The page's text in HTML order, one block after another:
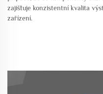
zajišťuje konzistentní kvalita
zařízení.